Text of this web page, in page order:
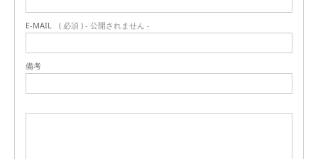
E-MAIL ( 必須 ) - 公開されません -
備考